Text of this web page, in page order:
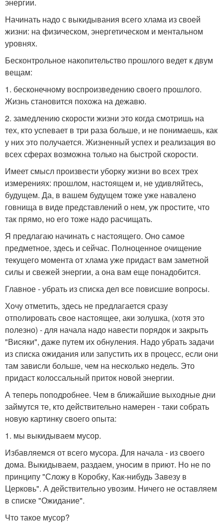
Начинать надо с выкидывания всего хлама из своей
жизни: на физическом, энергетическом и ментальном
уровнях.
Бесконтрольное накопительство прошлого ведет к двум
вещам:
1. бесконечному воспроизведению своего прошлого.
Жизнь становится похожа на дежавю.
2. замедлению скорости жизни это когда смотришь на
тех, кто успевает в три раза больше, и не понимаешь, как
у них это получается. Жизненный успех и реализация во
всех сферах возможна только на быстрой скорости.
Имеет смысл произвести уборку жизни во всех трех
измерениях: прошлом, настоящем и, не удивляйтесь,
будущем. Да, в вашем будущем тоже уже навалено
говнища в виде представлений о нем, уж простите, что
так прямо, но его тоже надо расчищать.
Я предлагаю начинать с настоящего. Оно самое
предметное, здесь и сейчас. Полноценное очищение
текущего момента от хлама уже придаст вам заметной
силы и свежей энергии, а она вам еще понадобится.
Главное - убрать из списка дел все повисшие вопросы.
Хочу отметить, здесь не предлагается сразу
отполировать свое настоящее, аки золушка, (хотя это
полезно) - для начала надо навести порядок и закрыть
"Висяки", даже путем их обнуления. Надо убрать задачи
из списка ожидания или запустить их в процесс, если они
там зависли больше, чем на несколько недель. Это
придаст колоссальный приток новой энергии.
А теперь поподробнее. Чем в ближайшие выходные дни
займутся те, кто действительно намерен - таки собрать
новую картинку своего опыта:
1. мы выкидываем мусор.
Избавляемся от всего мусора. Для начала - из своего
дома. Выкидываем, раздаем, уносим в приют. Но не по
принципу "Сложу в Коробку, Как-нибудь Завезу в
Церковь". А действительно увозим. Ничего не оставляем
в списке "Ожидание".
Что такое мусор?